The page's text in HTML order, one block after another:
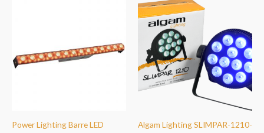
Power Lighting Barre LED
Algam Lighting SLIMPAR-1210-